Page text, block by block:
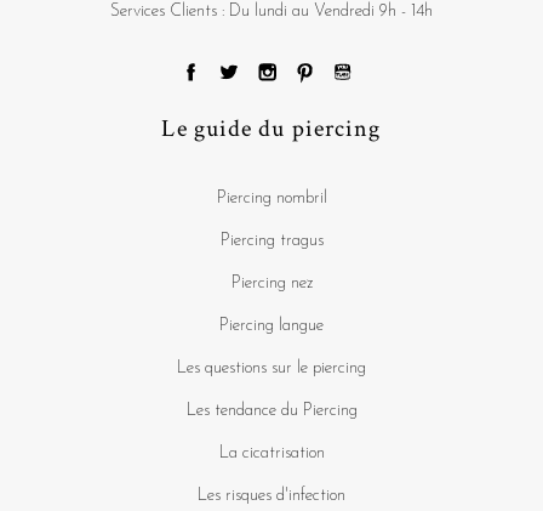
Services Clients : Du lundi au Vendredi 9h - 14h
Le guide du piercing
Piercing nombril
Piercing tragus
Piercing nez
Piercing langue
Les questions sur le piercing
Les tendance du Piercing
La cicatrisation
Les risques d'infection